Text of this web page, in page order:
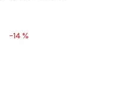
–14 %